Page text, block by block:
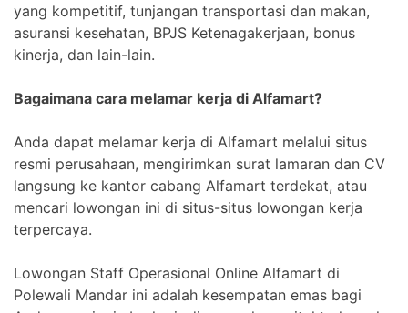
yang kompetitif, tunjangan transportasi dan makan,
asuransi kesehatan, BPJS Ketenagakerjaan, bonus
kinerja, dan lain-lain.
Bagaimana cara melamar kerja di Alfamart?
Anda dapat melamar kerja di Alfamart melalui situs
resmi perusahaan, mengirimkan surat lamaran dan CV
langsung ke kantor cabang Alfamart terdekat, atau
mencari lowongan ini di situs-situs lowongan kerja
terpercaya.
Lowongan Staff Operasional Online Alfamart di
Polewali Mandar ini adalah kesempatan emas bagi